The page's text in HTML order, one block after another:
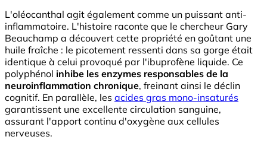
L'oléocanthal agit également comme un puissant anti-
inflammatoire. L'histoire raconte que le chercheur Gary
Beauchamp a découvert cette propriété en goûtant une
huile fraîche : le picotement ressenti dans sa gorge était
identique à celui provoqué par l'ibuprofène liquide. Ce
polyphénol inhibe les enzymes responsables de la
neuroinflammation chronique, freinant ainsi le déclin
cognitif. En parallèle, les acides gras mono-insaturés
garantissent une excellente circulation sanguine,
assurant l'apport continu d'oxygène aux cellules
nerveuses.